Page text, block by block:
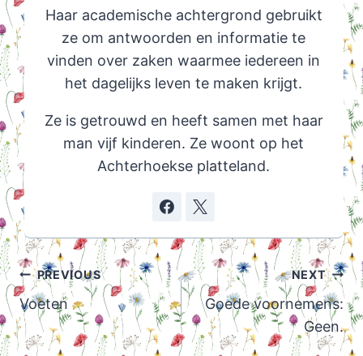
Haar academische achtergrond gebruikt
ze om antwoorden en informatie te
vinden over zaken waarmee iedereen in
het dagelijks leven te maken krijgt.
Ze is getrouwd en heeft samen met haar
man vijf kinderen. Ze woont op het
Achterhoekse platteland.
Post
navigation
PREVIOUS
Voeten
NEXT
Goede voornemens:
Geen.